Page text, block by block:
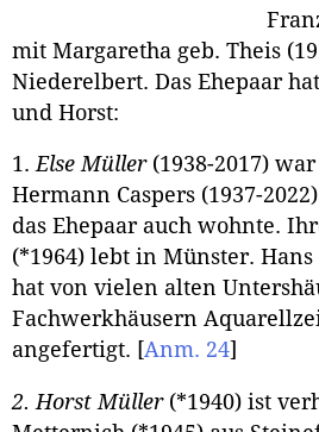
mit Margaretha geb. Theis
Niederelbert. Das Ehepaar
und Horst:
1.Else Müller(1938-2017)
Hermann Caspers (1937-
das Ehepaar auch wohnte.
(*1964) lebt in Münster. Hans
hat von vielen alten
Fachwerkhäusern
angefertigt. [Anm. 24]
2. Horst Müller(*1940) ist